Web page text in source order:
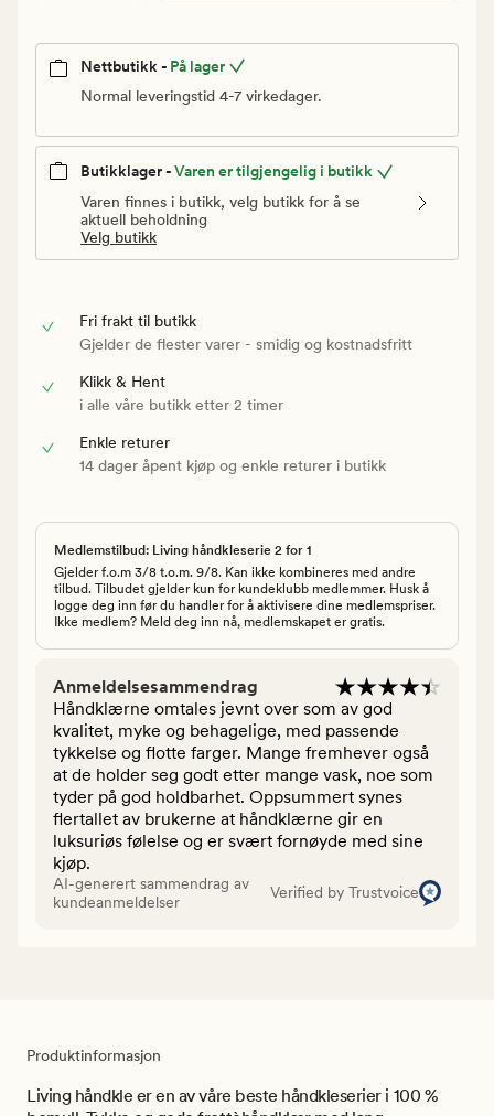
Nettbutikk - På lager
Normal leveringstid 4-7 virkedager.
Butikklager -Varen er tilgjengelig i butikk
Varen finnes i butikk, velg butikk for å se
aktuell beholdning
Velg butikk
Fri frakt til butikk
Gjelder de flester varer - smidig og kostnadsfritt
Klikk & Hent
i alle våre butikk etter 2 timer
Enkle returer
14 dager åpent kjøp og enkle returer i butikk
Medlemstilbud: Living håndkleserie 2 for 1
Gjelder f.o.m 3/8 t.o.m. 9/8. Kan ikke kombineres med andre
tilbud. Tilbudet gjelder kun for kundeklubb medlemmer. Husk å
logge deg inn før du handler for å aktivisere dine medlemspriser.
Ikke medlem? Meld deg inn nå, medlemskapet er gratis.
Anmeldelsesammendrag
Håndklærne omtales jevnt over som av god
kvalitet, myke og behagelige, med passende
tykkelse og flotte farger. Mange fremhever også
at de holder seg godt etter mange vask, noe som
tyder på god holdbarhet. Oppsummert synes
flertallet av brukerne at håndklærne gir en
luksuriøs følelse og er svært fornøyde med sine
kjøp.
AI-generert sammendrag av
kundeanmeldelser
Verified by Trustvoice
Produktinformasjon
Living håndkle er en av våre beste håndkleserier i 100 %